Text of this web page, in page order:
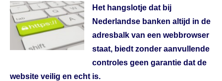
Het hangslotje dat bij
Nederlandse banken altijd in de
adresbalk van een webbrowser
staat, biedt zonder aanvullende
controles geen garantie dat de
website veilig en echt is.